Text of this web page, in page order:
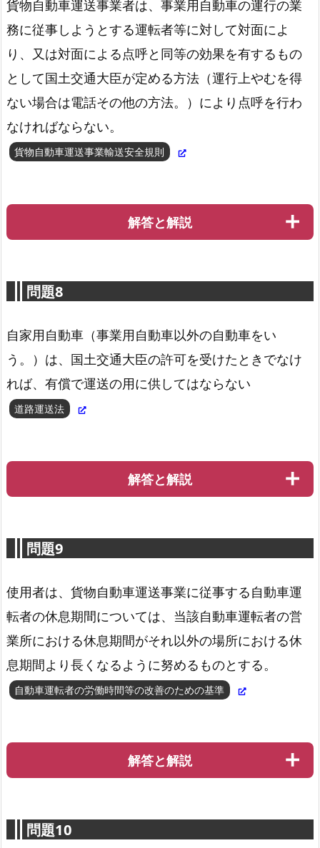
労働基準法第16条
貨物自動車運送事業者は、事業用自動車の運行の業
務に従事しようとする運転者等に対して対面によ
り、又は対面による点呼と同等の効果を有するもの
として国土交通大臣が定める方法（運行上やむを得
ない場合は電話その他の方法。）により点呼を行わ
なければならない。
貨物自動車運送事業輸送安全規則
解答と解説
貨物自動車運送事業輸送安全規則第７条第１項
問題8
自家用自動車（事業用自動車以外の自動車をい
う。）は、国土交通大臣の許可を受けたときでなけ
れば、有償で運送の用に供してはならない
道路運送法
解答と解説
問題9
使用者は、貨物自動車運送事業に従事する自動車運
転者の休息期間については、当該自動車運転者の営
業所における休息期間がそれ以外の場所における休
息期間より長くなるように努めるものとする。
自動車運転者の労働時間等の改善のための基準
解答と解説
問題10